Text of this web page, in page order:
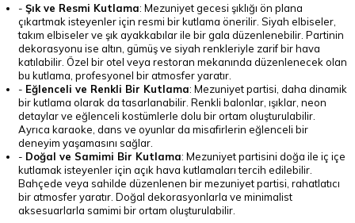
- Şık ve Resmi Kutlama: Mezuniyet gecesi şıklığı ön plana
çıkartmak isteyenler için resmi bir kutlama önerilir. Siyah elbiseler,
takım elbiseler ve şık ayakkabılar ile bir gala düzenlenebilir. Partinin
dekorasyonu ise altın, gümüş ve siyah renkleriyle zarif bir hava
katılabilir. Özel bir otel veya restoran mekanında düzenlenecek olan
bu kutlama, profesyonel bir atmosfer yaratır.
- Eğlenceli ve Renkli Bir Kutlama: Mezuniyet partisi, daha dinamik
bir kutlama olarak da tasarlanabilir. Renkli balonlar, ışıklar, neon
detaylar ve eğlenceli kostümlerle dolu bir ortam oluşturulabilir.
Ayrıca karaoke, dans ve oyunlar da misafirlerin eğlenceli bir
deneyim yaşamasını sağlar.
- Doğal ve Samimi Bir Kutlama: Mezuniyet partisini doğa ile iç içe
kutlamak isteyenler için açık hava kutlamaları tercih edilebilir.
Bahçede veya sahilde düzenlenen bir mezuniyet partisi, rahatlatıcı
bir atmosfer yaratır. Doğal dekorasyonlarla ve minimalist
aksesuarlarla samimi bir ortam oluşturulabilir.